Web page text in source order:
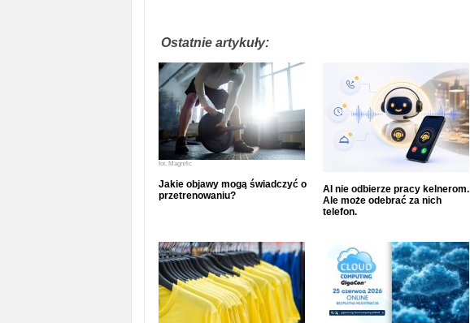
Ostatnie artykuły:
fot. Magnific
Jakie objawy mogą świadczyć o
przetrenowaniu?
AI nie odbierze pracy kelnerom.
Ale może odebrać za nich
telefon.